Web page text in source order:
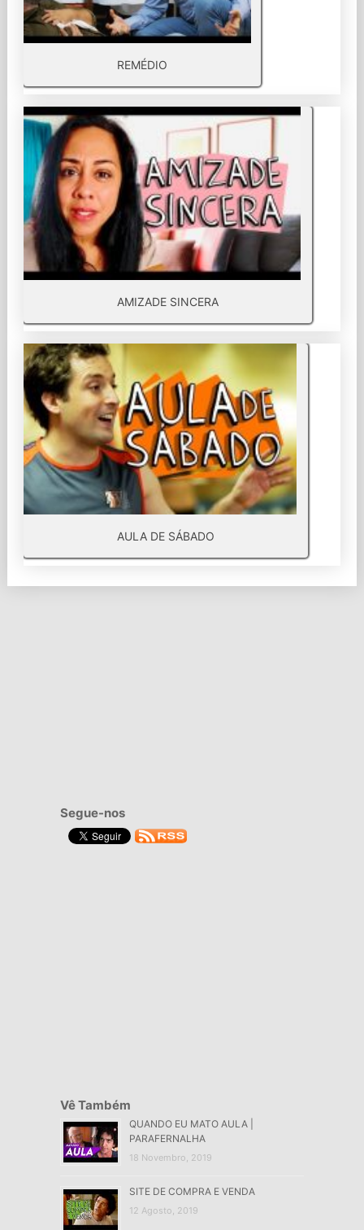
REMÉDIO
AMIZADE SINCERA
AULA DE SÁBADO
Segue-nos
Vê Também
QUANDO EU MATO AULA |
PARAFERNALHA
18 Novembro, 2019
SITE DE COMPRA E VENDA
12 Agosto, 2019